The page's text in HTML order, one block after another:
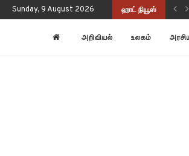
Sunday, 9 August 2026 ஹாட் நியூஸ்
அறிவியல் உலகம்